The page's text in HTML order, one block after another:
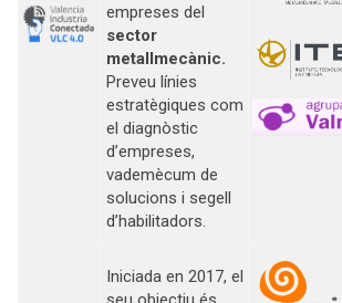
empreses del
sector
metallmecànic.
Preveu línies
estratègiques com
el diagnòstic
d’empreses,
vademècum de
solucions i segell
d’habilitadors.
Iniciada en 2017, el